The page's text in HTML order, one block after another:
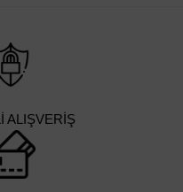
ALIŞVERİŞ